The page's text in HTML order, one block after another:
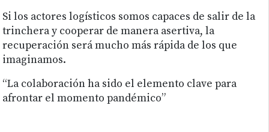
Si los actores logísticos somos capaces de salir de la
trinchera y cooperar de manera asertiva, la
recuperación será mucho más rápida de los que
imaginamos.
“La colaboración ha sido el elemento clave para
afrontar el momento pandémico”